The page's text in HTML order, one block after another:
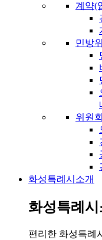
계약(
민방위
위원회
화성특례시소개
화성특례시
편리한 화성특례